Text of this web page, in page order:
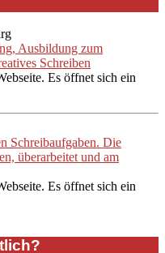
Ausbildung zum
Schreiben
Es öffnet sich ein
Schreibaufgaben. Die
überarbeitet und am
Es öffnet sich ein